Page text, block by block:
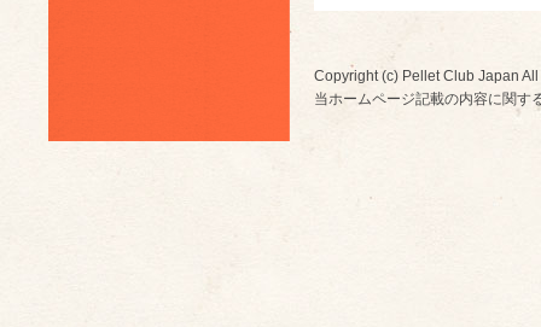
Copyright (c) Pellet Club Japan
当ホームページ記載の内容に関す